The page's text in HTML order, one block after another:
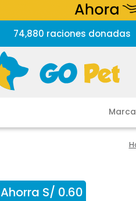
74,880 raciones donadas
Ahorra S/ 0.60